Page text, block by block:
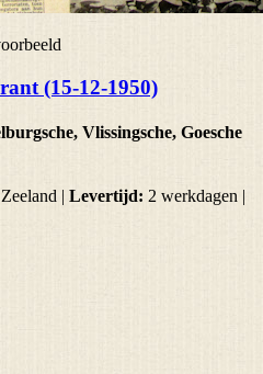
(15-12-1950)
Vlissingsche, Goesche
Zeeland | Levertijd: 2 werkdagen |